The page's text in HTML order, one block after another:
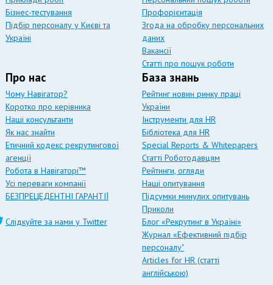
Бізнес-тестування
Підбір персоналу у Києві та
Україні
Профорієнтація
Згода на обробку персональних
даних
Вакансії
Статті про пошук роботи
Про нас
Чому Навігатор?
Коротко про керівника
Наші консультанти
Як нас знайти
Етичний кодекс рекрутингової
агенції
Робота в Навігаторі™
Усі переваги компанії
БЕЗПРЕЦЕДЕНТНІ ГАРАНТІЇ
Слідкуйте за нами у Twitter
База знань
Рейтинг новин ринку праці
України
Інструменти для HR
Бібліотека для HR
Special Reports & Whitepapers
Статті Роботодавцям
Рейтинги, огляди
Наші опитування
Підсумки минулих опитувань
Приколи
Блог «Рекрутинг в Україні»
Журнал «Ефективний підбір
персоналу"
Articles for HR (статті
англійською)